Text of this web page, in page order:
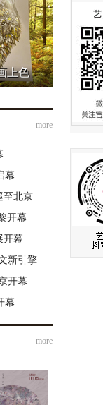
上色
more
幕
至北京
开幕
开幕
新引擎
开幕
幕
more